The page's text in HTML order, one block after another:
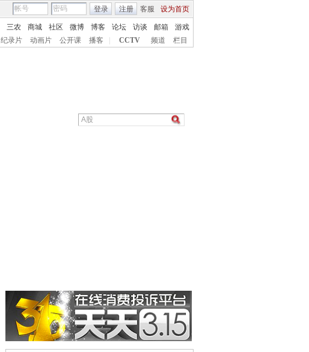
客服 设为首页
登录 注册
三农 商城 社区 微博 博客 论坛 访谈 邮箱
游戏
纪录片 动画片 公开课 播客 CCTV 频道 栏目